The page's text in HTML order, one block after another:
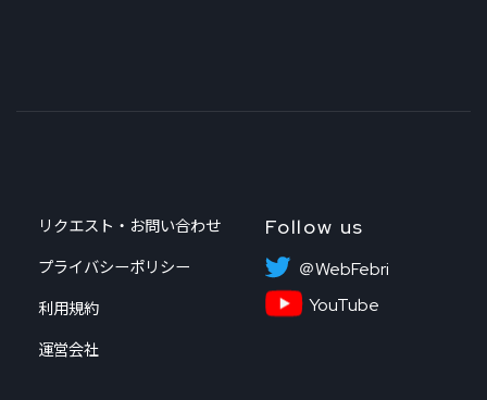
リクエスト・お問い合わせ
プライバシーポリシー
利用規約
運営会社
Follow us
＠WebFebri
YouTube